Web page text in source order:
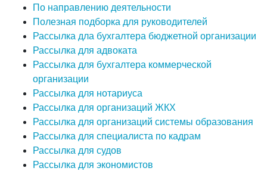
По направлению деятельности
Полезная подборка для руководителей
Рассылка дла бухгалтера бюджетной организации
Рассылка для адвоката
Рассылка для бухгалтера коммерческой
организации
Рассылка для нотариуса
Рассылка для организаций ЖКХ
Рассылка для организаций системы образования
Рассылка для специалиста по кадрам
Рассылка для судов
Рассылка для экономистов